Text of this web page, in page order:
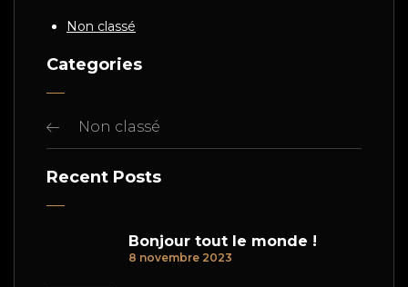
Non classé
Categories
Non classé
Recent Posts
Bonjour tout le monde !
8 novembre 2023